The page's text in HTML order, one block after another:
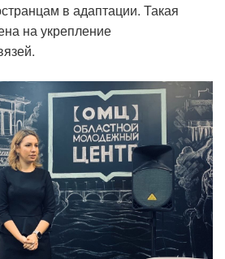
в адаптации. Такая
на укрепление